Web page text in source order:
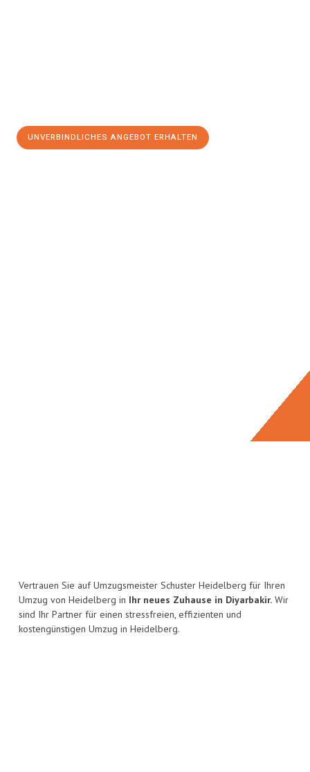
UNVERBINDLICHES ANGEBOT ERHALTEN
Vertrauen Sie auf Umzugsmeister Schuster Heidelberg für Ihren
Umzug von Heidelberg in Ihr neues Zuhause in Diyarbakir. Wir
sind Ihr Partner für einen stressfreien, effizienten und
kostengünstigen Umzug in Heidelberg.